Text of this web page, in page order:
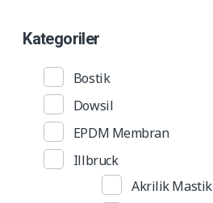
Kategoriler
Bostik
Dowsil
EPDM Membran
Illbruck
Akrilik Mastik